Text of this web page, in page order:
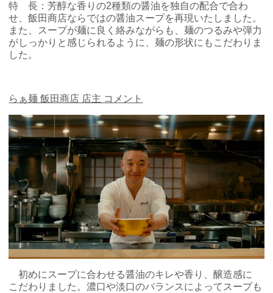
荷物預かりサービス「ecbocloakエクボクローク」（店舗限定）
パウダースペース ラブン（店舗限定）
特 長：芳醇な香りの2種類の醤油を独自の配合で合わ
せ、飯田商店ならではの醤油スープを再現いたしました。
また、スープが麺に良く絡みながらも、麺のつるみや弾力
がしっかりと感じられるように、麺の形状にもこだわりま
した。
らぁ麺 飯田商店 店主 コメント
初めにスープに合わせる醤油のキレや香り、醸造感に
こだわりました。濃口や淡口のバランスによってスープも